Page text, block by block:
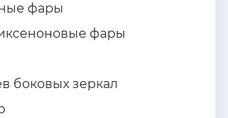
фары
фары
боковых зеркал